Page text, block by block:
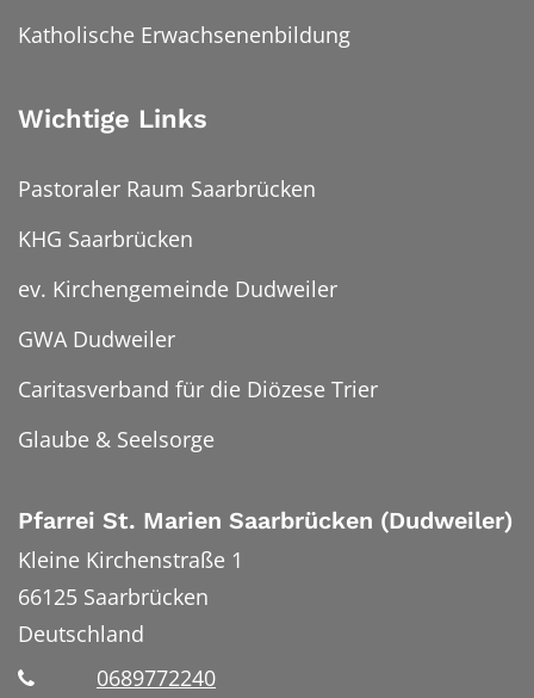
Katholische Erwachsenenbildung
Wichtige Links
Pastoraler Raum Saarbrücken
KHG Saarbrücken
ev. Kirchengemeinde Dudweiler
GWA Dudweiler
Caritasverband für die Diözese Trier
Glaube & Seelsorge
Pfarrei St. Marien Saarbrücken (Dudweiler)
Kleine Kirchenstraße 1
66125 Saarbrücken
Deutschland
0689772240